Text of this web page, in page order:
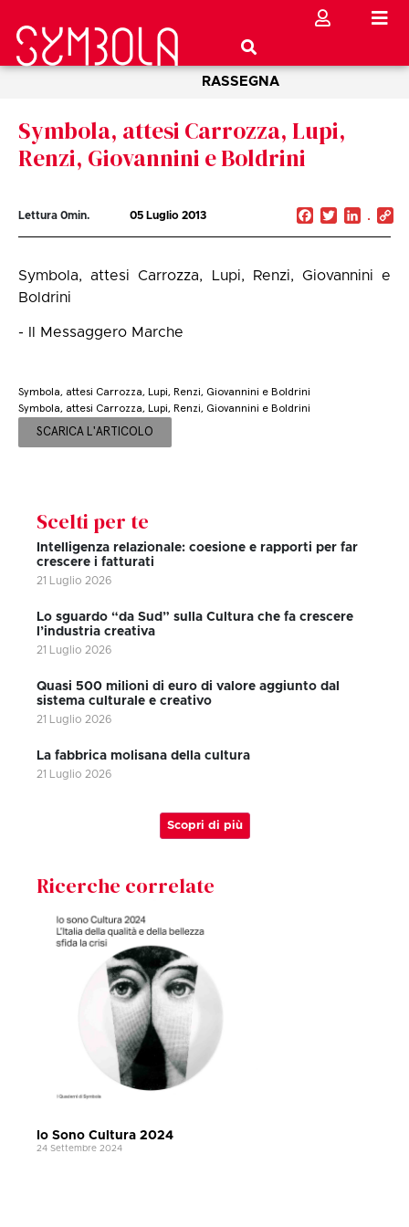
RASSEGNA
Symbola, attesi Carrozza, Lupi,
Renzi, Giovannini e Boldrini
Lettura 0min. 05 Luglio 2013 Facebook
Twitter
Symbola, attesi Carrozza, Lupi, Renzi, Giovannini e
Boldrini
- Il Messaggero Marche
Symbola, attesi Carrozza, Lupi, Renzi, Giovannini e Boldrini
Symbola, attesi Carrozza, Lupi, Renzi, Giovannini e Boldrini
SCARICA L'ARTICOLO
Scelti per te
Intelligenza relazionale: coesione e rapporti per far
crescere i fatturati
21 Luglio 2026
Lo sguardo “da Sud” sulla Cultura che fa crescere
l’industria creativa
21 Luglio 2026
Quasi 500 milioni di euro di valore aggiunto dal
sistema culturale e creativo
21 Luglio 2026
La fabbrica molisana della cultura
21 Luglio 2026
Scopri di più
Ricerche correlate
Io Sono Cultura 2024
24 Settembre 2024